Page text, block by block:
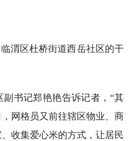
渭区杜桥街道西岳社区的干
书记郑艳艳告诉记者，“其
网格员又前往辖区物业、商
收集爱心米的方式，让居民